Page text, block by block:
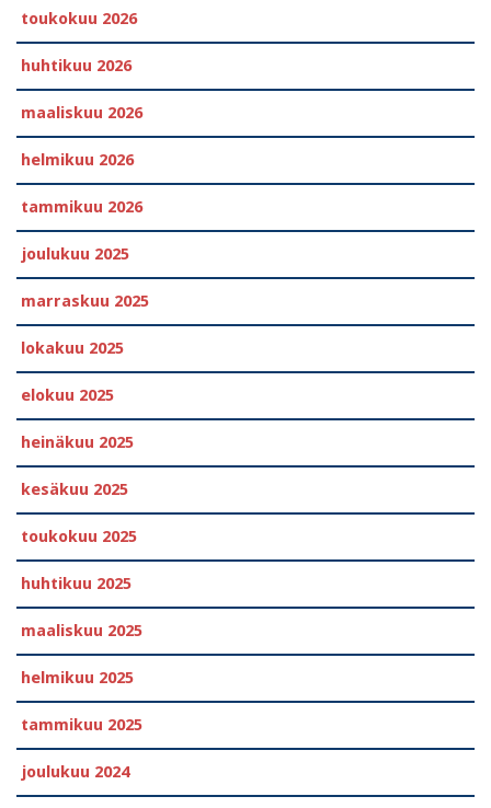
toukokuu 2026
huhtikuu 2026
maaliskuu 2026
helmikuu 2026
tammikuu 2026
joulukuu 2025
marraskuu 2025
lokakuu 2025
elokuu 2025
heinäkuu 2025
kesäkuu 2025
toukokuu 2025
huhtikuu 2025
maaliskuu 2025
helmikuu 2025
tammikuu 2025
joulukuu 2024